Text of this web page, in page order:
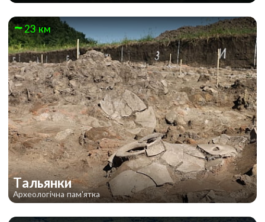
23 км
Тальянки
Археологічна пам'ятка